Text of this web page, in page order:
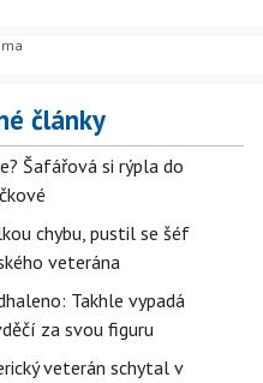
články
Šafářová si rýpla do
chybu, pustil se šéf
veterána
Takhle vypadá
za svou figuru
veterán schytal v